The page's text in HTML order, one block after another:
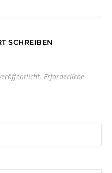
SCHREIBEN
Erforderliche